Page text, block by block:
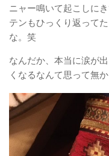
ニャー鳴いて起こしに
テンもひっくり返って
な。笑
なんだか、本当に涙が
くなるなんて思って無